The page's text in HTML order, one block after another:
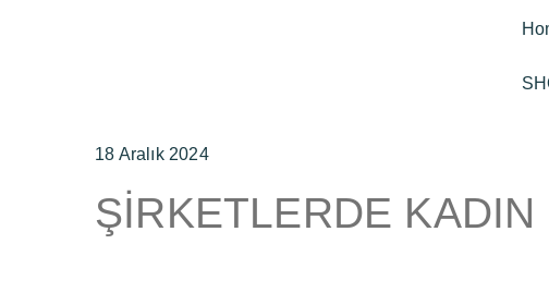
18 Aralık 2024
ŞİRKETLERDE